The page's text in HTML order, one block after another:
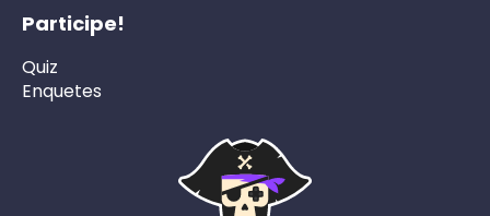
Participe!
Quiz
Enquetes